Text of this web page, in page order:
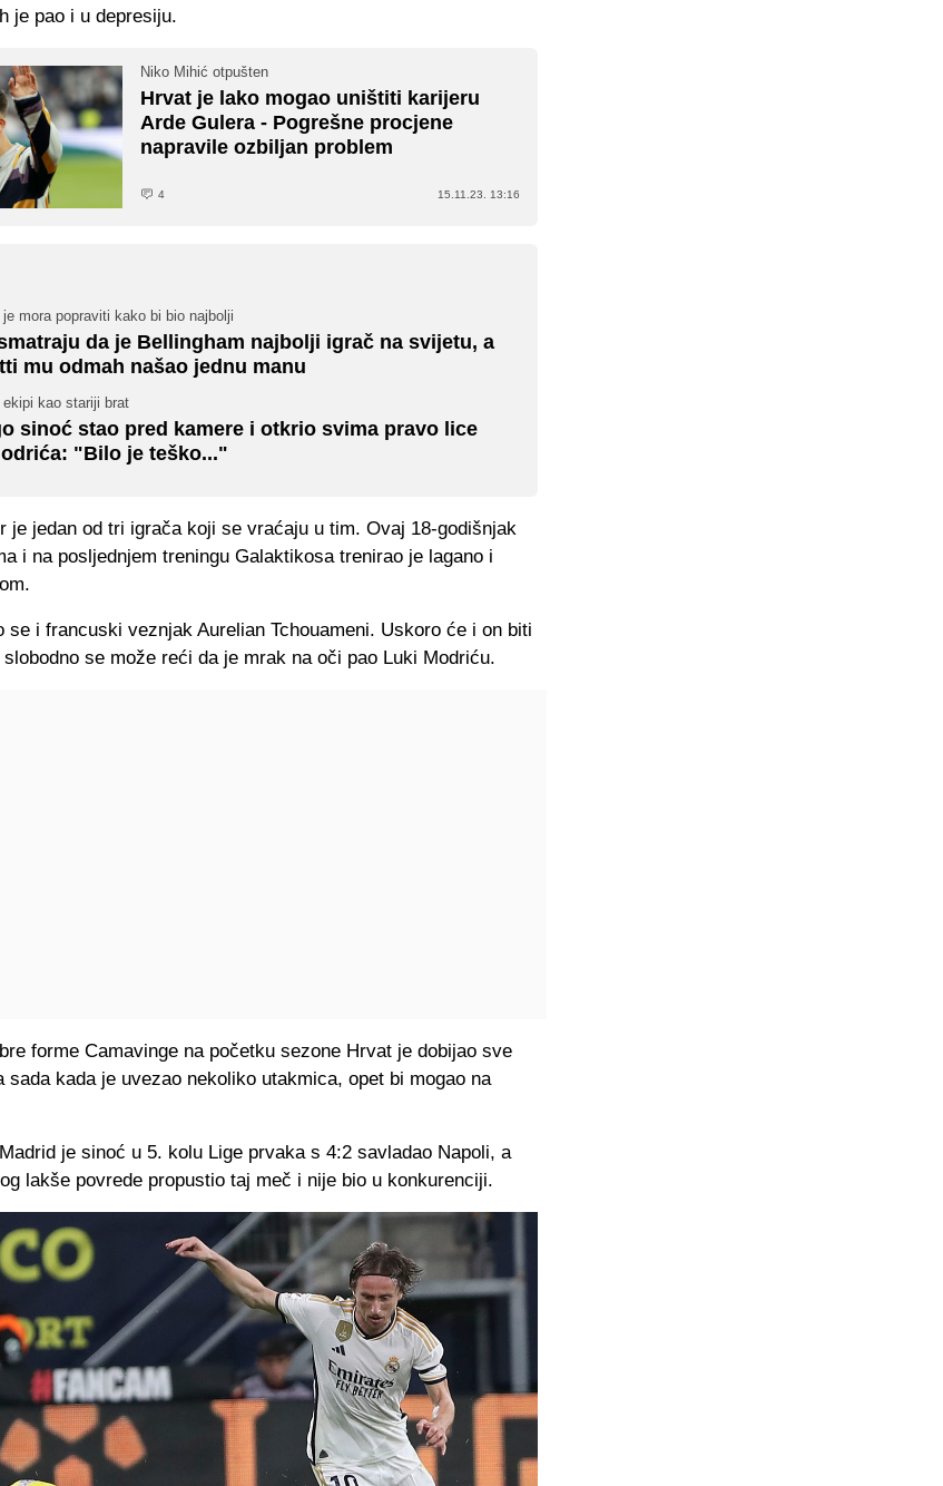
je pao i u depresiju.
Niko Mihić otpušten
Hrvat je lako mogao uništiti karijeru
Arde Gulera - Pogrešne procjene
napravile ozbiljan problem
4 15.11.23. 13:16
mora popraviti kako bi bio najbolji
da je Bellingham najbolji igrač na svijetu, a
mu odmah našao jednu manu
kao stariji brat
sinoć stao pred kamere i otkrio svima pravo lice
"Bilo je teško..."
je jedan od tri igrača koji se vraćaju u tim. Ovaj 18-godišnjak
i na posljednjem treningu Galaktikosa trenirao je lagano i
se i francuski veznjak Aurelian Tchouameni. Uskoro će i on biti
se može reći da je mrak na oči pao Luki Modriću.
forme Camavinge na početku sezone Hrvat je dobijao sve
sada kada je uvezao nekoliko utakmica, opet bi mogao na
je sinoć u 5. kolu Lige prvaka s 4:2 savladao Napoli, a
lakše povrede propustio taj meč i nije bio u konkurenciji.